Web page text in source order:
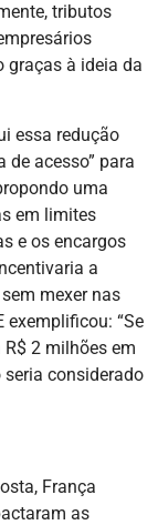
tributos
graças à ideia da
essa redução
de acesso” para
uma
em limites
e os encargos
a
mexer nas
exemplificou: “Se
2 milhões em
considerado
França
as